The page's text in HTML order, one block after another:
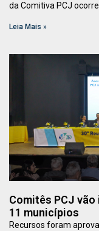
da Comitiva PCJ
Leia Mais »
Comitês PCJ
11 municípios
Recursos foram